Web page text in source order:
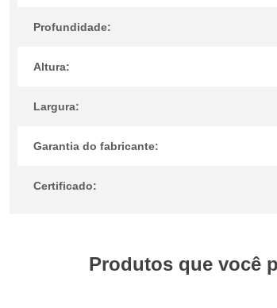
Profundidade:
Altura:
Largura:
Garantia do fabricante:
Certificado:
Produtos que você